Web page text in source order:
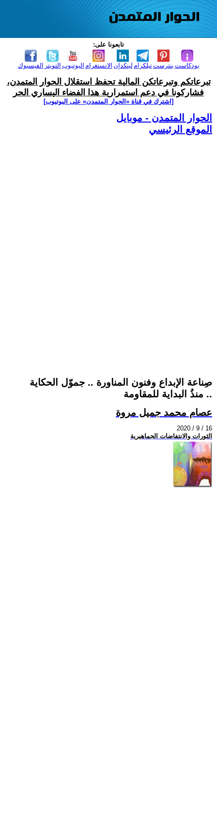
تابعونا على:
الفيسبوك التويتر اليوتيوب الانستغرام لينكدإن تيلكرامبنترست بودكاست
تبرعاتكم وتبرعاتكن المالية تحفظ استقلال الحوار المتمدن،
فشاركونا في دعم استمرارية هذا الفضاء اليساري الحر
[اشترك في قناة ‫«الحوار المتمدن» على اليوتيوب]
الحوار المتمدن - موبايل
الموقع الرئيسي
صِناعة الإبداع وفنون المناورة .. جموّل الحكاية
منذُ البداية للمقاومة ..
عصام محمد جميل مروة
2020 / 9 / 16
الثورات والانتفاضات الجماهيرية